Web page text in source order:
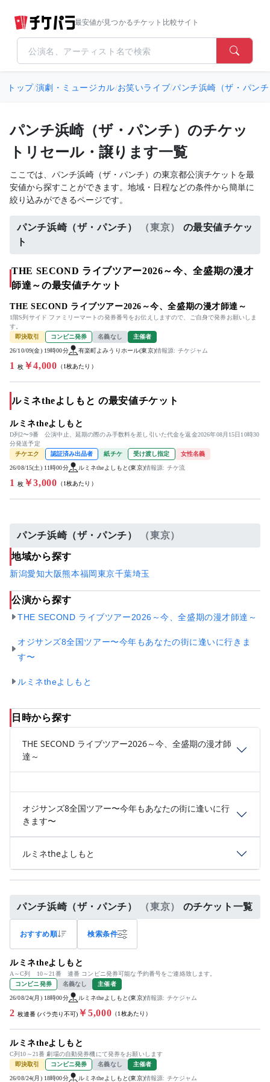
最安値が見つかるチケット比較サイト
トップ/演劇・ミュージカル/お笑いライブ/パンチ浜崎（ザ・パン
パンチ浜崎（ザ・パンチ）のチケッ
トリセール・譲ります一覧
ここでは、パンチ浜崎（ザ・パンチ）の東京都公演チケットを最
安値から探すことができます。地域・日程などの条件から簡単に
絞り込みができるページです。
パンチ浜崎（ザ・パンチ） （東京）
の最安値チケッ
ト
THE SECOND ライブツアー2026～今、全盛期の漫才
師達～の最安値チケット
THE SECOND ライブツアー2026～今、全盛期の漫才師達～
1階S列サイド ファミリーマートの発券番号をお伝えしますので、ご自身で発券お願いしま
す。
即決取引
コンビニ発券 名義なし 主催者
26/10/09(金) 19時00分 有楽町よみうりホール(東京)情報源: チケジャム
1 枚￥4,000 （1枚あたり）
ルミネtheよしもと の最安値チケット
ルミネtheよしもと
D列2〜9番 公演中止、延期の際のみ手数料を差し引いた代金を返金2026年08月15日10時30
分発送予定
チケエク
認証済み出品者 紙チケ 受け渡し指定 女性名義
26/08/15(土) 11時00分 ルミネtheよしもと(東京)情報源: チケ流
1 枚￥3,000 （1枚あたり）
パンチ浜崎（ザ・パンチ） （東京）
地域から探す
新潟愛知大阪熊本福岡東京千葉埼玉
公演から探す
THE SECOND ライブツアー2026～今、全盛期の漫才師達～
オジサンズ8全国ツアー〜今年もあなたの街に逢いに行きま
す〜
ルミネtheよしもと
日時から探す
THE SECOND ライブツアー2026～今、全盛期の漫才師
達～
オジサンズ8全国ツアー〜今年もあなたの街に逢いに行
きます〜
ルミネtheよしもと
パンチ浜崎（ザ・パンチ） （東京） のチケット一覧
おすすめ順 検索条件
ルミネtheよしもと
A～C列 10～21番 連番 コンビニ発券可能な予約番号をご連絡致します。
コンビニ発券
名義なし 主催者
26/08/24(月) 18時00分 ルミネtheよしもと(東京)情報源: チケジャム
2 枚連番 (バラ売り不可) ￥5,000 （1枚あたり）
ルミネtheよしもと
C列10～21番 劇場の自動発券機にて発券をお願いします
即決取引
コンビニ発券 名義なし 主催者
26/08/24(月) 18時00分 ルミネtheよしもと(東京)情報源: チケジャム